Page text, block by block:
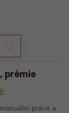
prémie
práce a